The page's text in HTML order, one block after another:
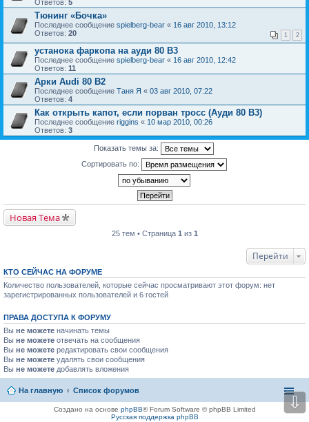
Ответов: 5
Тюнинг «Бочка»
Последнее сообщение spielberg-bear « 16 авг 2010, 13:12
Ответов: 20 1 2
устанока фаркопа на ауди 80 B3
Последнее сообщение spielberg-bear « 16 авг 2010, 12:42
Ответов: 11
Арки Audi 80 B2
Последнее сообщение Таня Я « 03 авг 2010, 07:22
Ответов: 4
Как открыть капот, если порван тросс (Ауди 80 В3)
Последнее сообщение riggins « 10 мар 2010, 00:26
Ответов: 3
Показать темы за:
Сортировать по:
Новая Тема
25 тем • Страница 1 из 1
Перейти
КТО СЕЙЧАС НА ФОРУМЕ
Количество пользователей, которые сейчас просматривают этот форум: нет
зарегистрированных пользователей и 6 гостей
ПРАВА ДОСТУПА К ФОРУМУ
Вы не можете начинать темы
Вы не можете отвечать на сообщения
Вы не можете редактировать свои сообщения
Вы не можете удалять свои сообщения
Вы не можете добавлять вложения
На главную Список форумов
Создано на основе phpBB® Forum Software © phpBB Limited
Русская поддержка phpBB
⇩